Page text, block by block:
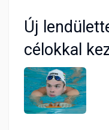
Új
célokkal
szezont